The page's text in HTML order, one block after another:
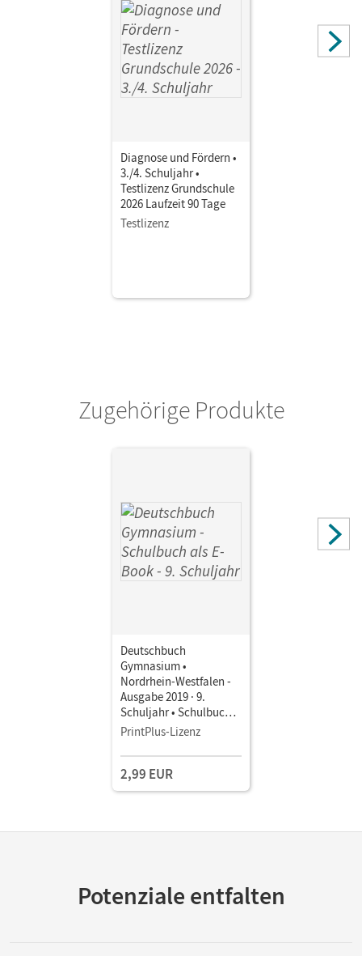
Diagnose und Fördern •
3./4. Schuljahr •
Testlizenz Grundschule
2026 Laufzeit 90 Tage
Testlizenz
Zugehörige Produkte
Deutschbuch
Gymnasium •
Nordrhein-Westfalen -
Ausgabe 2019 · 9.
Schuljahr • Schulbuch
als E-Book Mit Medien
PrintPlus-Lizenz
2,99 EUR
Potenziale entfalten